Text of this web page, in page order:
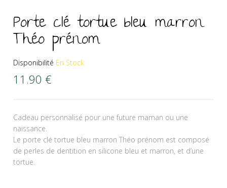
Porte clé tortue bleu marron
Théo prénom
Disponibilité En Stock
11.90 €
Cadeau personnalisé pour une future maman ou une
naissance.
Le porte clé tortue bleu marron Théo prénom est composé
de perles de dentition en silicone bleu et marron, et d’une
tortue.